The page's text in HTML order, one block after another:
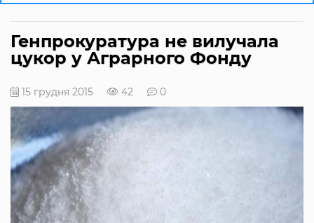
Генпрокуратура не вилучала
цукор у Аграрного Фонду
15 грудня 2015 42 0